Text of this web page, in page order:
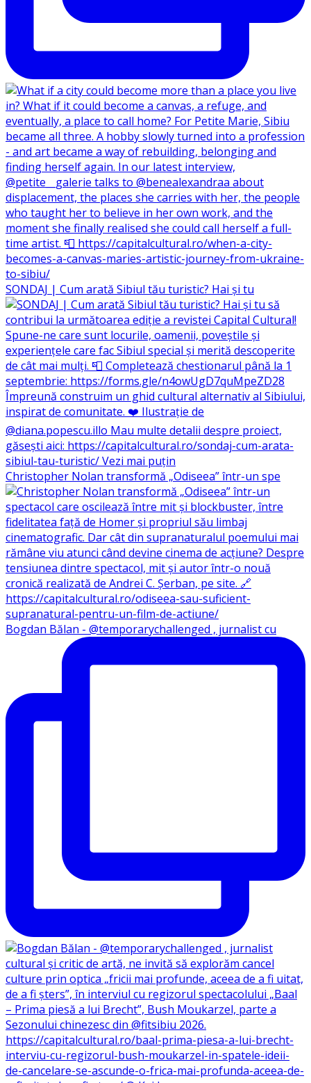
SONDAJ | Cum arată Sibiul tău turistic? Hai și tu
Christopher Nolan transformă „Odiseea” într-un spe
Bogdan Bălan - @temporarychallenged , jurnalist cu